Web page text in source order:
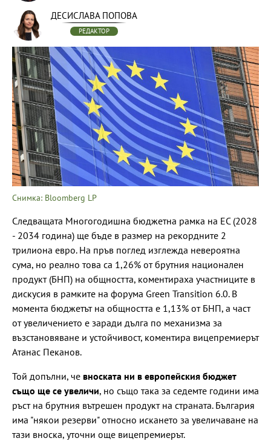
ДЕСИСЛАВА ПОПОВА
РЕДАКТОР
Снимка: Bloomberg LP
Следващата Многогодишна бюджетна рамка на ЕС (2028
- 2034 година) ще бъде в размер на рекордните 2
трилиона евро. На пръв поглед изглежда невероятна
сума, но реално това са 1,26% от брутния национален
продукт (БНП) на общността, коментираха участниците в
дискусия в рамките на форума Green Transition 6.0. В
момента бюджетът на общността е 1,13% от БНП, а част
от увеличението е заради дълга по механизма за
възстановяване и устойчивост, коментира вицепремиерът
Атанас Пеканов.
Той допълни, че вноската ни в европейския бюджет
също ще се увеличи, но също така за седемте години има
ръст на брутния вътрешен продукт на страната. България
има "някои резерви" относно искането за увеличаване на
тази вноска, уточни още вицепремиерът.